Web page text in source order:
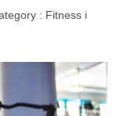
: Fitness i